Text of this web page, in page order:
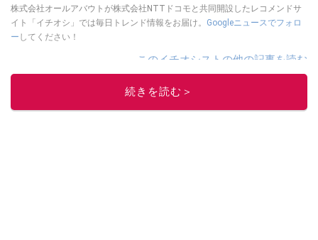
株式会社オールアバウトが株式会社NTTドコモと共同開設したレコメンドサ
イト「イチオシ」では毎日トレンド情報をお届け。 Googleニュースでフォロ
ー してください！
このイチオシストの他の記事を読む
続きを読む＞